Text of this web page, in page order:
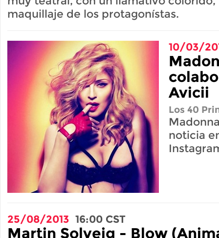
maquillaje de los protagonístas.
10/03/
Avicii
Los 40
noticia
25/08/2013 16:00 CST
Martin Solveig - Blow